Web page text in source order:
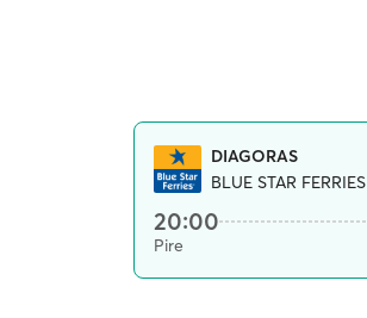
DIAGORAS
BLUE STAR FERRIES
20:00
Pire